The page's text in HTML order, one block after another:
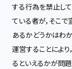
する行為を禁止し
ている者が，そこ
あるかどうかはわか
運営することによ
るといえるかが問題